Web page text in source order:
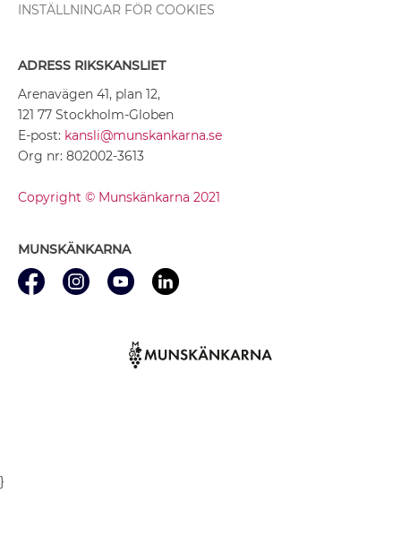
INSTÄLLNINGAR FÖR COOKIES
ADRESS RIKSKANSLIET
Arenavägen 41, plan 12,
121 77 Stockholm-Globen
E-post: kansli@munskankarna.se
Org nr: 802002-3613
Copyright © Munskänkarna 2021
MUNSKÄNKARNA
}